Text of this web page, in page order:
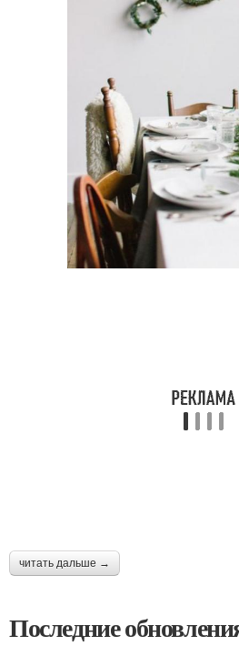
читать дальше →
Последние